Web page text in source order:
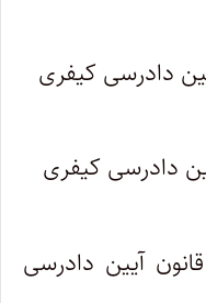
مستنداً به مواد ۱۹۵ و ۱۹۶ قانون آیین دادرسی